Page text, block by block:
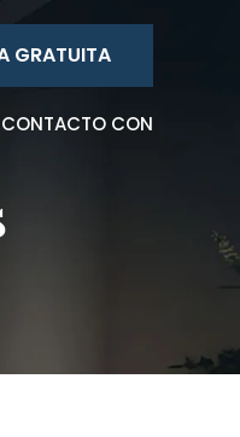
GRATUITA
CON